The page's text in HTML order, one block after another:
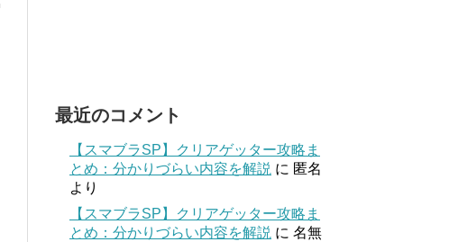
最近のコメント
【スマブラSP】クリアゲッター攻略ま
とめ：分かりづらい内容を解説 に 匿名
より
【スマブラSP】クリアゲッター攻略ま
とめ：分かりづらい内容を解説 に 名無